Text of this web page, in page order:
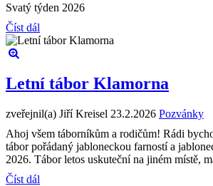
Svatý týden 2026
Číst dál
Letní tábor Klamorna
zveřejnil(a) Jiří Kreisel 23.2.2026 Pozvánky
Ahoj všem táborníkům a rodičům! Rádi
tábor pořádaný jabloneckou farností a
2026. Tábor letos uskuteční na jiném místě,
Číst dál